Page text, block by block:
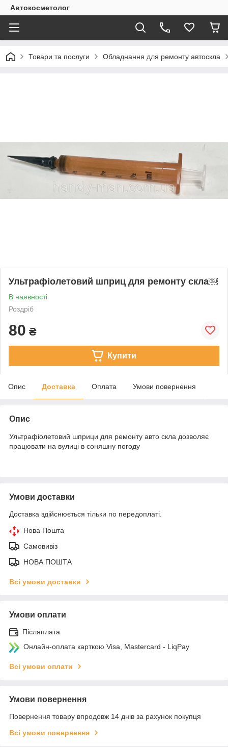
Автокосметолог
Товари та послуги Обладнання для ремонту автоскла
Ультрафіолетовий шприц для ремонту скла￼
В наявності
Роздріб
80 ₴
Купити
Опис Доставка Оплата Умови повернення
Опис
Ультрафіолетовий шприци для ремонту авто скла дозволяє
працювати на вулиці в соняшну погоду
Умови доставки
Доставка здійснюється тільки по передоплаті.
Нова Пошта
Самовивіз
НОВА ПОШТА
Всі умови доставки
Умови оплати
Післяплата
Онлайн-оплата карткою Visa, Mastercard - LiqPay
Всі умови оплати
Умови повернення
Повернення товару впродовж 14 днів за рахунок покупця
Всі умови повернення